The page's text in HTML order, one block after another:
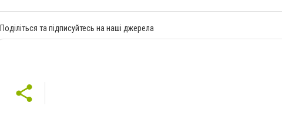
Поділіться та підписуйтесь на наші джерела